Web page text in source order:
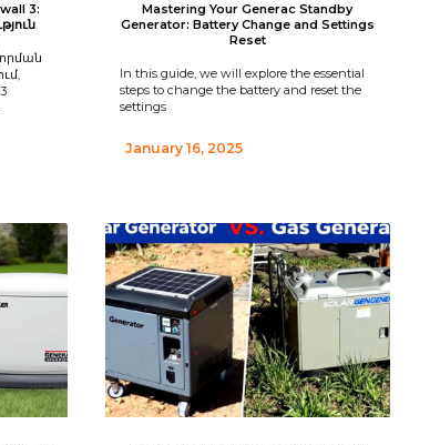
3:
Mastering Your Generac Standby
Generator: Battery Change and Settings
Reset
In this guide, we will explore the essential
steps to change the battery and reset the
settings
January 16, 2025